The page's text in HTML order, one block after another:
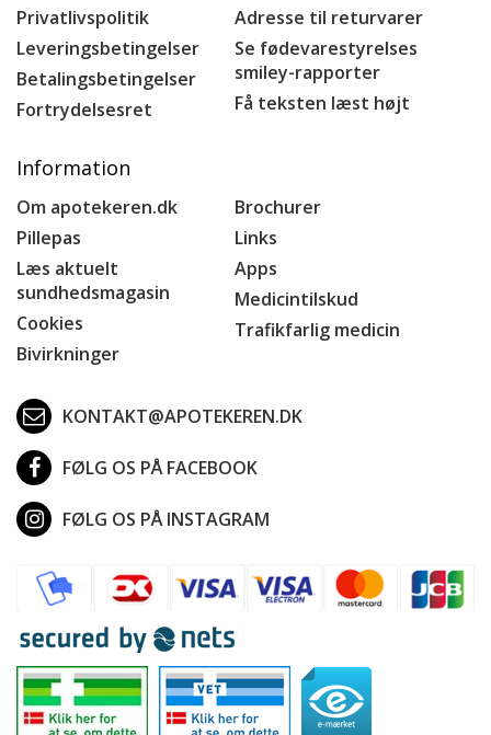
Privatlivspolitik
Leveringsbetingelser
Betalingsbetingelser
Fortrydelsesret
Adresse til returvarer
Se fødevarestyrelses
smiley-rapporter
Få teksten læst højt
Information
Om apotekeren.dk
Pillepas
Læs aktuelt
sundhedsmagasin
Cookies
Bivirkninger
Brochurer
Links
Apps
Medicintilskud
Trafikfarlig medicin
KONTAKT@APOTEKEREN.DK
FØLG OS PÅ FACEBOOK
FØLG OS PÅ INSTAGRAM